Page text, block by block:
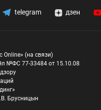
telegram дзен
Online» (на связи)
№ФС 77-33484 от 15.10.08
Брусницын